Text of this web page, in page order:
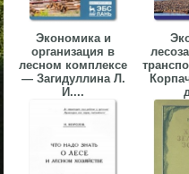
Экономика и
организация в
лесном комплексе
— Загидуллина Л.
И....